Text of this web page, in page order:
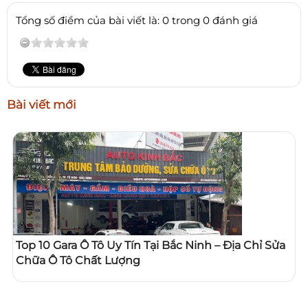
Tổng số điểm của bài viết là: 0 trong 0 đánh giá
Bài viết mới
Top 10 Gara Ô Tô Uy Tín Tại Bắc Ninh – Địa Chỉ Sửa
Chữa Ô Tô Chất Lượng